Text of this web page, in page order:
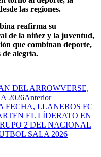
las regiones.
reafirma su
de la niñez y la juventud,
que combinan deporte,
de alegría.
DEL ARROWVERSE,
2026Anterior
FECHA, LLANEROS FC
EL LÍDERATO EN
2 DEL NACIONAL
SALA 2026